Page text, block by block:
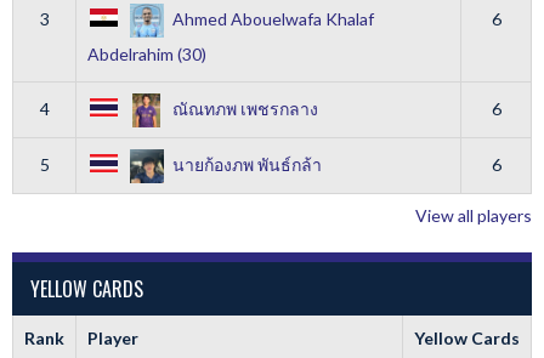
3
Ahmed Abouelwafa Khalaf
Abdelrahim (30)
6
4 ณัณทภพ เพชรกลาง 6
5 นายก้องภพ พันธ์กล้า 6
View all players
YELLOW CARDS
Rank Player Yellow Cards